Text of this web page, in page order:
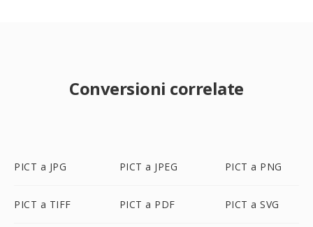
Conversioni correlate
PICT a JPG PICT a JPEG PICT a PNG
PICT a TIFF PICT a PDF PICT a SVG